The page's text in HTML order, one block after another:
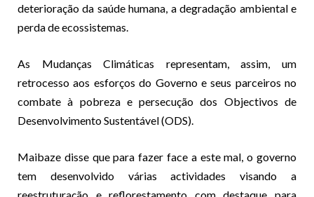
deterioração da saúde humana, a degradação ambiental e
perda de ecossistemas.
As Mudanças Climáticas representam, assim, um
retrocesso aos esforços do Governo e seus parceiros no
combate à pobreza e persecução dos Objectivos de
Desenvolvimento Sustentável (ODS).
Maibaze disse que para fazer face a este mal, o governo
tem desenvolvido várias actividades visando a